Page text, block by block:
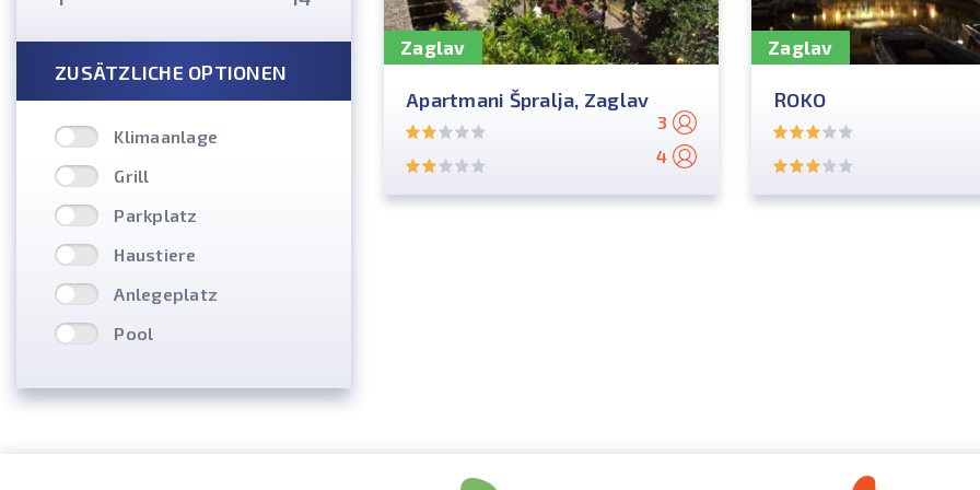
ZUSÄTZLICHE OPTIONEN
Klimaanlage
Grill
Parkplatz
Haustiere
Anlegeplatz
Pool
Zaglav
Apartmani Špralja, Zaglav
3
4
Zaglav
ROKO